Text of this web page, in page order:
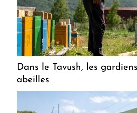
Dans le Tavush, les
abeilles